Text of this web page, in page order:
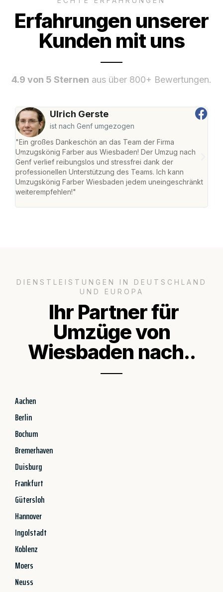
Erfahrungen unserer
Kunden mit uns
4.9 von 5 Sternen aus über 800+ Bewertungen.
Ulrich Gerste
ist nach Genf umgezogen
"Ein großes Dankeschön an das Team der Firma
Umzugskönig Farber aus Wiesbaden! Der Umzug nach
Genf verlief reibungslos und stressfrei dank der
professionellen Unterstützung des Teams. Ich kann
Umzugskönig Farber Wiesbaden jedem uneingeschränkt
weiterempfehlen!"
DIENSTLEISTUNGEN IN DEUTSCHLAND
UND EUROPA
Ihr Partner für
Umzüge von
Wiesbaden nach..
Aachen
Berlin
Bochum
Bremerhaven
Duisburg
Frankfurt
Gütersloh
Hannover
Ingolstadt
Koblenz
Moers
Neuss